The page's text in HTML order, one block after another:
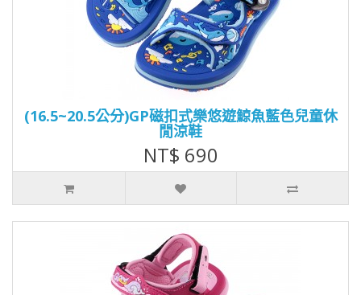
(16.5~20.5公分)GP磁扣式樂悠遊鯨魚藍色兒童休
閒涼鞋
NT$ 690